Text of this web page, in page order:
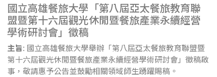
國立高雄餐旅大學「第八屆亞太餐旅教育聯
盟暨第十六屆觀光休閒暨餐旅產業永續經營
學術研討會」徵稿
主旨: 國立高雄餐旅大學舉辦「第八屆亞太餐旅教育聯盟暨
第十六屆觀光休閒暨餐旅產業永續經營學術研討會」徵稿啟
事，敬請惠予公告並鼓勵相關領域師生踴躍賜稿。